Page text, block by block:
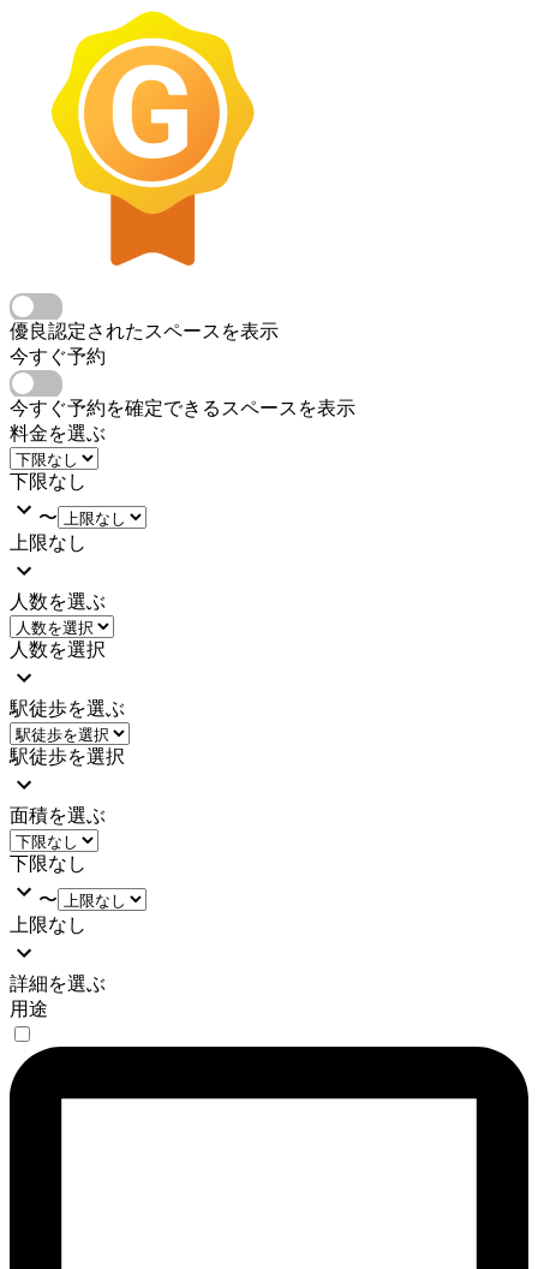
優良認定されたスペースを表示
今すぐ予約
今すぐ予約を確定できるスペースを表示
料金を選ぶ
下限なし
〜
上限なし
人数を選ぶ
人数を選択
駅徒歩を選ぶ
駅徒歩を選択
面積を選ぶ
下限なし
〜
上限なし
詳細を選ぶ
用途